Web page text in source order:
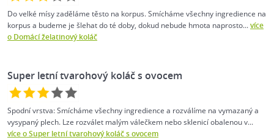
Do velké mísy zaděláme těsto na korpus. Smícháme všechny ingredience na
korpus a budeme je šlehat do té doby, dokud nebude hmota naprosto...více
o Domácí želatinový koláč
Super letní tvarohový koláč s ovocem
Spodní vrstva: Smícháme všechny ingredience a rozválíme na vymazaný a
vysypaný plech. Lze rozválet malým válečkem nebo sklenicí obalenou v...
více o Super letní tvarohový koláč s ovocem